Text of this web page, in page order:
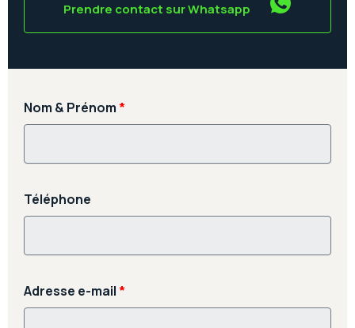
Prendre contact sur Whatsapp
Nom & Prénom *
Téléphone
Adresse e-mail *